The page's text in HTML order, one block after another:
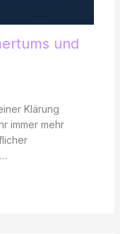
und
Klärung
immer mehr